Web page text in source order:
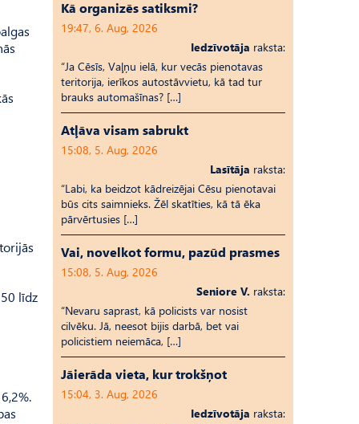
līdz
Kā organizēs satiksmi?
19:47, 6. Aug, 2026
Iedzīvotāja raksta:
“Ja Cēsīs, Vaļņu ielā, kur vecās pienotavas
teritorija, ierīkos autostāvvietu, kā tad tur
brauks automašīnas? […]
Atļāva visam sabrukt
15:08, 5. Aug, 2026
Lasītāja raksta:
“Labi, ka beidzot kādreizējai Cēsu pienotavai
būs cits saimnieks. Žēl skatīties, kā tā ēka
pārvērtusies […]
Vai, novelkot formu, pazūd prasmes
15:08, 5. Aug, 2026
Seniore V. raksta:
“Nevaru saprast, kā policists var nosist
cilvēku. Jā, neesot bijis darbā, bet vai
policistiem neiemāca, […]
Jāierāda vieta, kur trokšņot
15:04, 3. Aug, 2026
Iedzīvotāja raksta: